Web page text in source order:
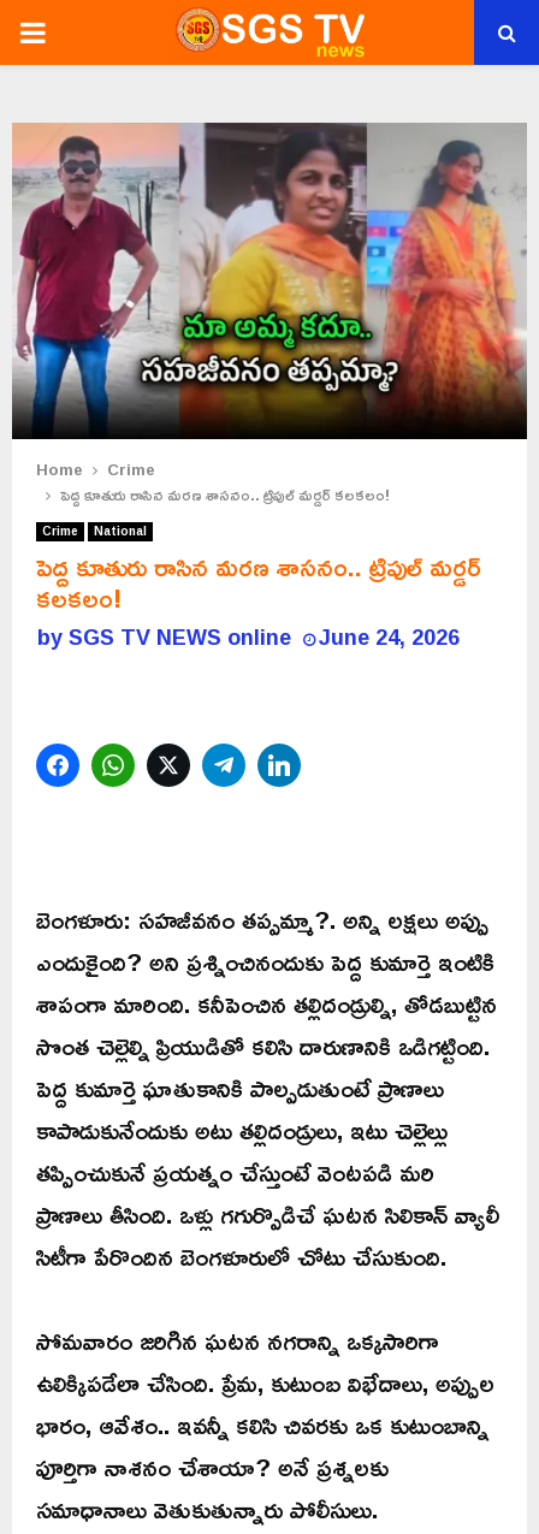
PRIMARY
Home
Crime
పెద్ద కూతురు రాసిన మరణ శాసనం.. ట్రిపుల్ మర్డర్ కలకలం!
Crime National
పెద్ద కూతురు రాసిన మరణ శాసనం.. ట్రిపుల్ మర్డర్
కలకలం!
bySGS TV NEWS online June 24, 2026
FacebookWhatsAppTwitterTelegram
బెంగళూరు: సహజీవనం తప్పమ్మా?. అన్ని లక్షలు అప్పు
ఎందుకైంది? అని ప్రశ్నించినందుకు పెద్ద కుమార్తె ఇంటికి
శాపంగా మారింది. కనీపెంచిన తల్లిదండ్రుల్ని, తోడబుట్టిన
సొంత చెల్లెల్ని ప్రియుడితో కలిసి దారుణానికి ఒడిగట్టింది.
పెద్ద కుమార్తె ఘాతుకానికి పాల్పడుతుంటే ప్రాణాలు
కాపాడుకునేందుకు అటు తల్లిదండ్రులు, ఇటు చెల్లెల్లు
తప్పించుకునే ప్రయత్నం చేస్తుంటే వెంటపడి మరి
ప్రాణాలు తీసింది. ఒళ్లు గగుర్పొడిచే ఘటన సిలికాన్ వ్యాలీ
సిటీగా పేరొందిన బెంగళూరులో చోటు చేసుకుంది.
సోమవారం జరిగిన ఘటన నగరాన్ని ఒక్కసారిగా
ఉలిక్కిపడేలా చేసింది. ప్రేమ, కుటుంబ విభేదాలు, అప్పుల
భారం, ఆవేశం.. ఇవన్నీ కలిసి చివరకు ఒక కుటుంబాన్ని
పూర్తిగా నాశనం చేశాయా? అనే ప్రశ్నలకు
సమాధానాలు వెతుకుతున్నారు పోలీసులు.